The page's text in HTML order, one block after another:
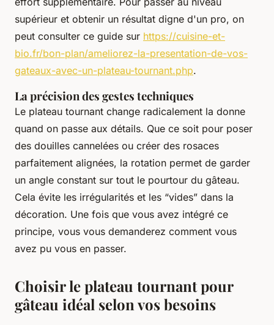
supérieur et obtenir un résultat digne d'un pro, on
peut consulter ce guide sur https://cuisine-et-
bio.fr/bon-plan/ameliorez-la-presentation-de-vos-
gateaux-avec-un-plateau-tournant.php.
La précision des gestes techniques
Le plateau tournant change radicalement la donne
quand on passe aux détails. Que ce soit pour poser
des douilles cannelées ou créer des rosaces
parfaitement alignées, la rotation permet de garder
un angle constant sur tout le pourtour du gâteau.
Cela évite les irrégularités et les “vides” dans la
décoration. Une fois que vous avez intégré ce
principe, vous vous demanderez comment vous
avez pu vous en passer.
Choisir le plateau tournant pour
gâteau idéal selon vos besoins